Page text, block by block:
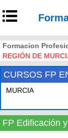
Formacion
REGIÓN DE
CURSOS FP
MURCIA
FP Edificación